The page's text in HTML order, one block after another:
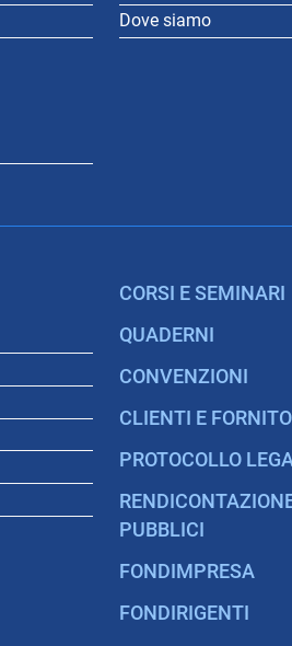
Dove siamo
CORSI E SEMINARI
QUADERNI
CONVENZIONI
CLIENTI E
PROTOCOLLO
PUBBLICI
FONDIMPRESA
FONDIRIGENTI